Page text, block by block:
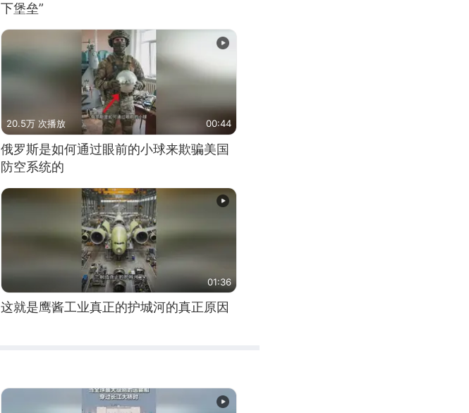
下堡垒”
20.5万 次播放 00:44
俄罗斯是如何通过眼前的小球来欺骗美国
防空系统的
01:36
这就是鹰酱工业真正的护城河的真正原因